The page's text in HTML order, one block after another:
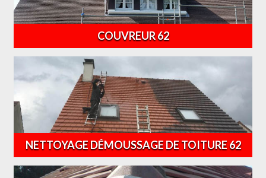
COUVREUR 62
NETTOYAGE DÉMOUSSAGE DE TOITURE 62